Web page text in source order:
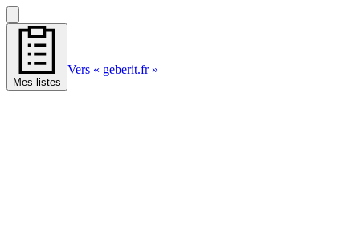
Mes listes
Vers « geberit.fr »